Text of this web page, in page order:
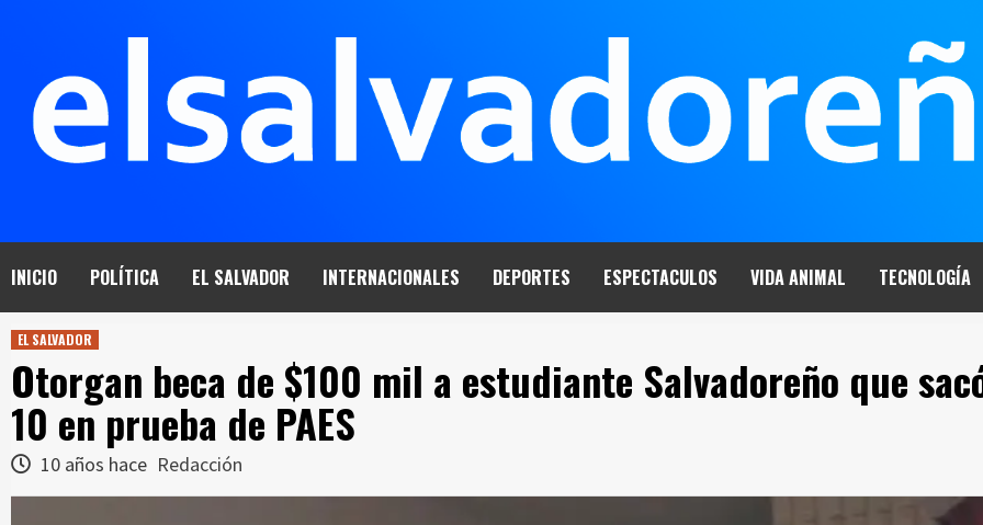
INICIO POLÍTICA EL SALVADOR INTERNACIONALES DEPORTES ESPECTACULOS VIDA ANIMAL TECNOLOGÍA
EL SALVADOR
Otorgan beca de $100 mil a estudiante Salvadoreño que
10 en prueba de PAES
10 años hace Redacción